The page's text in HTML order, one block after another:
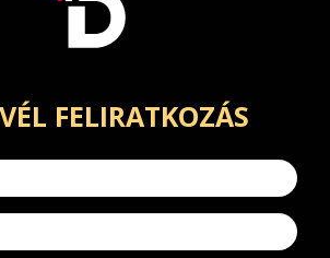
FELIRATKOZÁS